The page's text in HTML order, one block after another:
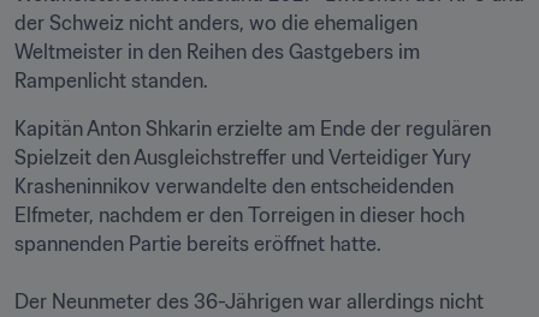
der Schweiz nicht anders, wo die ehemaligen
Weltmeister in den Reihen des Gastgebers im
Rampenlicht standen.
Kapitän Anton Shkarin erzielte am Ende der regulären
Spielzeit den Ausgleichstreffer und Verteidiger Yury
Krasheninnikov verwandelte den entscheidenden
Elfmeter, nachdem er den Torreigen in dieser hoch
spannenden Partie bereits eröffnet hatte.
Der Neunmeter des 36-Jährigen war allerdings nicht